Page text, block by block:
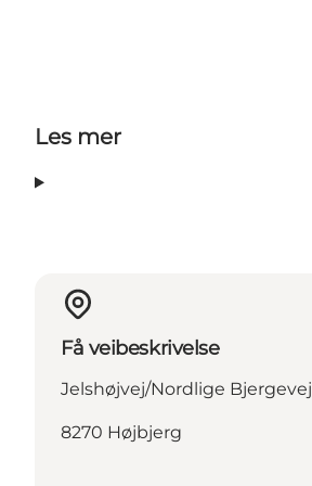
Les mer
Få veibeskrivelse
Jelshøjvej/Nordlige Bjergevej
8270 Højbjerg